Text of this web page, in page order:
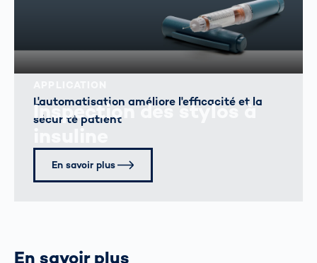
Inspection des stylos à
L'automatisation améliore l'efficacité et la
sécurité patient
En savoir plus
En savoir plus